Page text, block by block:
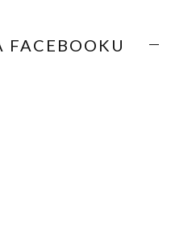
FACEBOOKU